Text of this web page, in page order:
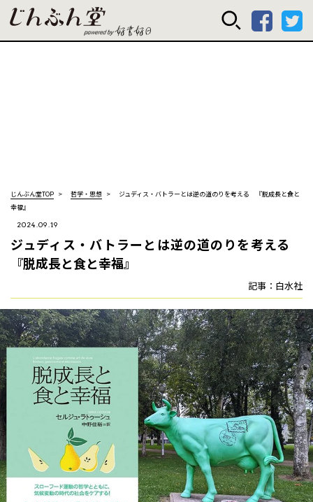
じんぶん堂
じんぶん堂TOP 哲学・思想
ジュディス・バトラーとは逆の道のりを考える 『脱成長と食と
幸福』
2024.09.19
ジュディス・バトラーとは逆の道のりを考える
『脱成長と食と幸福』
記事：白水社